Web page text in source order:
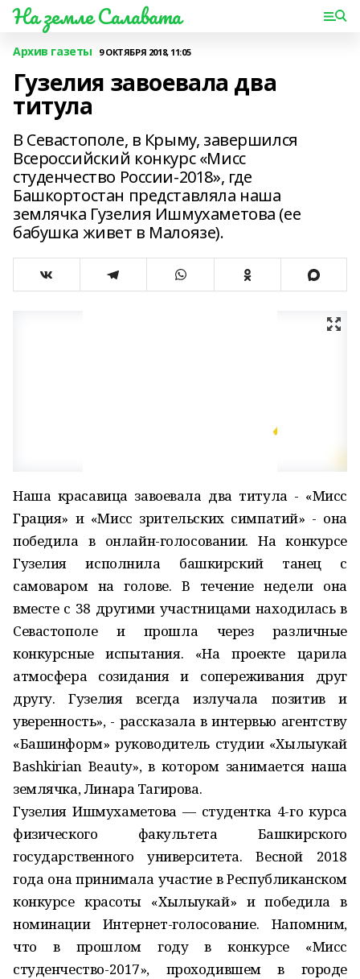
На земле Салавата
Архив газеты 9 ОКТЯБРЯ 2018, 11:05
Гузелия завоевала два
титула
В Севастополе, в Крыму, завершился
Всероссийский конкурс «Мисс
студенчество России-2018», где
Башкортостан представляла наша
землячка Гузелия Ишмухаметова (ее
бабушка живет в Малоязе).
Наша красавица завоевала два титула - «Мисс
Грация» и «Мисс зрительских симпатий» - она
победила в онлайн-голосовании. На конкурсе
Гузелия исполнила башкирский танец с
самоваром на голове. В течение недели она
вместе с 38 другими участницами находилась в
Севастополе и прошла через различные
конкурсные испытания. «На проекте царила
атмосфера созидания и сопереживания друг
другу. Гузелия всегда излучала позитив и
уверенность», - рассказала в интервью агентству
«Башинформ» руководитель студии «Хылыукай
Bashkirian Beauty», в котором занимается наша
землячка, Линара Тагирова.
Гузелия Ишмухаметова — студентка 4-го курса
физического факультета Башкирского
государственного университета. Весной 2018
года она принимала участие в Республиканском
конкурсе красоты «Хылыукай» и победила в
номинации Интернет-голосование. Напомним,
что в прошлом году в конкурсе «Мисс
студенчество-2017», проходившем в городе